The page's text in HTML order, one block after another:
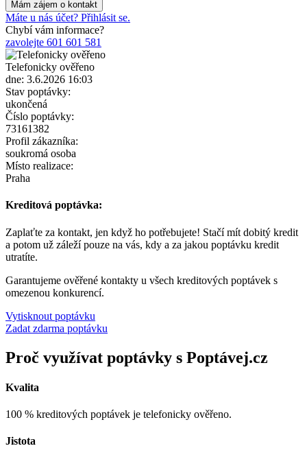
Máte u nás účet? Přihlásit se.
Chybí vám informace?
zavolejte 601 601 581
Telefonicky ověřeno
dne: 3.6.2026 16:03
Stav poptávky:
ukončená
Číslo poptávky:
73161382
Profil zákazníka:
soukromá osoba
Místo realizace:
Praha
Kreditová poptávka:
Zaplaťte za kontakt, jen když ho potřebujete! Stačí mít dobitý kredit
a potom už záleží pouze na vás, kdy a za jakou poptávku kredit
utratíte.
Garantujeme ověřené kontakty u všech kreditových poptávek s
omezenou konkurencí.
Vytisknout poptávku
Zadat zdarma poptávku
Proč využívat poptávky s Poptávej.cz
Kvalita
100 % kreditových poptávek je telefonicky ověřeno.
Jistota